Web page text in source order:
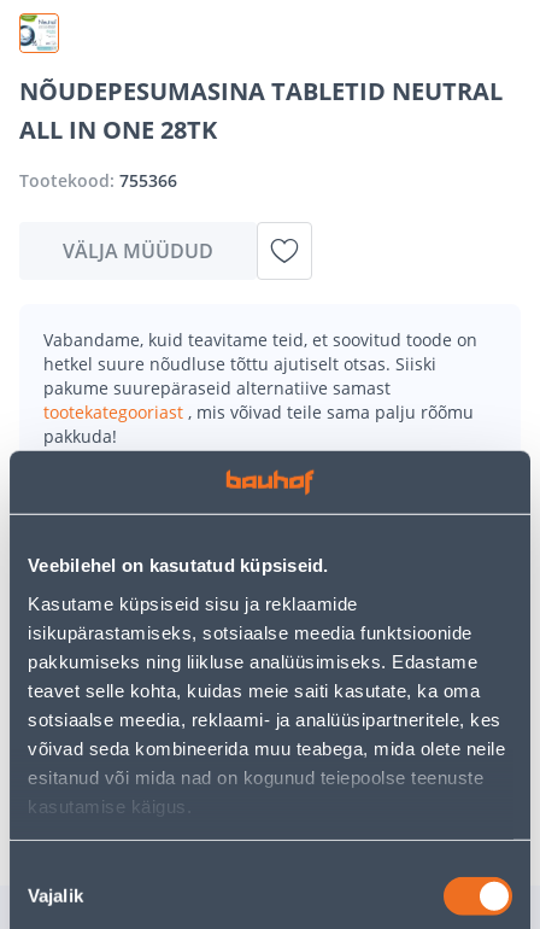
Veebilehel on kasutatud küpsiseid.
Kasutame küpsiseid sisu ja reklaamide
isikupärastamiseks, sotsiaalse meedia funktsioonide
pakkumiseks ning liikluse analüüsimiseks. Edastame
teavet selle kohta, kuidas meie saiti kasutate, ka oma
sotsiaalse meedia, reklaami- ja analüüsipartneritele, kes
võivad seda kombineerida muu teabega, mida olete neile
esitanud või mida nad on kogunud teiepoolse teenuste
kasutamise käigus.
valik
Vajalik
NÕUDEPESUMASINA TABLETID NEUTRAL
ALL IN ONE 28TK
Tootekood: 755366
VÄLJA MÜÜDUD
Vabandame, kuid teavitame teid, et soovitud toode on
hetkel suure nõudluse tõttu ajutiselt otsas. Siiski
pakume suurepäraseid alternatiive samast
tootekategooriast , mis võivad teile sama palju rõõmu
pakkuda!
uurimistööd saate jätkata, naastes
kasutades meie võimsat otsingufunktsiooni, et leida
• Nõudepesumasina tabletid.
• Dermatoloogiliselt testitud ja heaks kiidetud ning ei
sisalda ei parfüümi ega värvaineid.
• Pakis on 28 tk.
• 14-päevane tagastusõigus.
Tarne pole võimalik